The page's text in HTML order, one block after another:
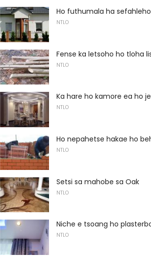
Ho futhumala ha
NTLO
Fense ka letsoho ho tloha
NTLO
Ka hare ho kamore ea ho
NTLO
Ho nepahetse hakae ho
NTLO
Setsi sa mahobe sa Oak
NTLO
Niche e tsoang ho
NTLO